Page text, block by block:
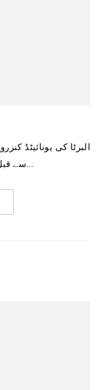
البرٹا کی یونائیٹڈ کنزرویٹو حکومت نے مئی میں متوقع انتخابات
سے قبل منگل کو اپنا آخری بجٹ پیش کیا۔ اس…